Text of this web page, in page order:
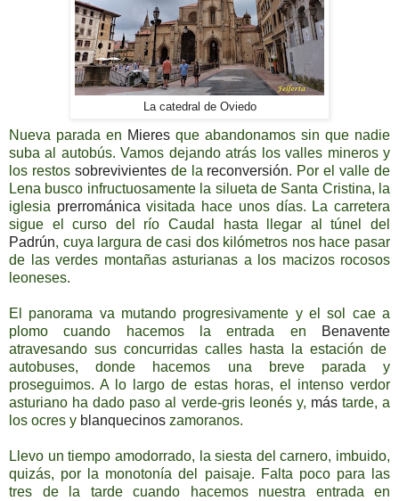
La catedral de Oviedo
Nueva parada en Mieres que abandonamos sin que nadie
suba al autobús. Vamos dejando atrás los valles mineros y
los restos sobrevivientesde la reconversión. Por el valle de
Lena busco infructuosamente la silueta de Santa Cristina, la
iglesia prerrománica visitada hace unos días. La carretera
sigue el curso del río Caudal hasta llegar al túnel del
Padrún, cuya largura de casi dos kilómetros nos hace pasar
de las verdes montañas asturianas a los macizos rocosos
leoneses.
El panorama va mutando progresivamente y el sol cae a
plomo cuando hacemos la entrada en
Benavente
atravesando sus concurridas calles hasta la estación de
autobuses, donde hacemos una breve parada y
proseguimos. A lo largo de estas horas, el intenso verdor
asturiano ha dado paso al verde-gris leonés y, mástarde, a
los ocres y blanquecinos zamoranos.
Llevo un tiempo amodorrado, la siesta del carnero, imbuido,
quizás, por la monotonía del paisaje. Falta poco para las
tres de la tarde cuando hacemos nuestra entrada en